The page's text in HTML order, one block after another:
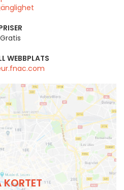
Gratis
WEBBPLATS